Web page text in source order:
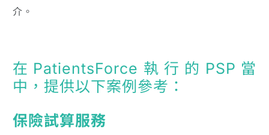
介。
在PatientsForce執行的PSP當
中，提供以下案例參考：
保險試算服務